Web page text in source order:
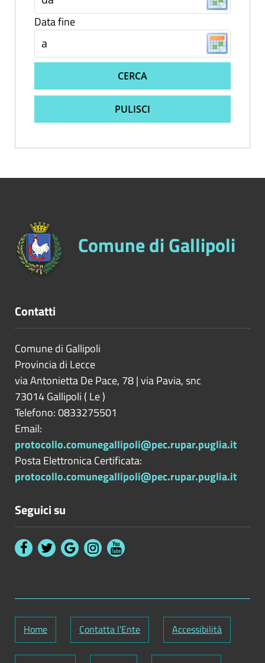
Data fine
CERCA
PULISCI
Comune di Gallipoli
Contatti
Comune di Gallipoli
Provincia di Lecce
via Antonietta De Pace, 78 | via Pavia, snc
73014Gallipoli ( Le)
Telefono: 0833275501
Email:
protocollo.comunegallipoli@pec.rupar.puglia.it
Posta Elettronica Certificata:
protocollo.comunegallipoli@pec.rupar.puglia.it
Seguici su
Home Contatta l'Ente Accessibilità